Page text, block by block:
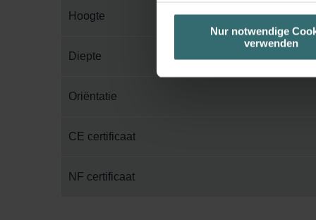
unserer Website verwenden,
basierend auf Ihren Interessen
Datenschutzerklärung
Nur notwendige
verwenden
Hoogte
Diepte
Oriëntatie
CE certificaat
NF certificaat